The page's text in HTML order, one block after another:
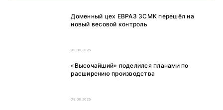
Доменный цех ЕВРАЗ ЗСМК перешёл на
новый весовой контроль
09.08.2026
«Высочайший» поделился планами по
расширению производства
08.08.2026